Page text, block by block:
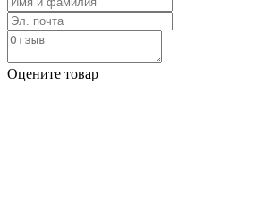
Оцените товар